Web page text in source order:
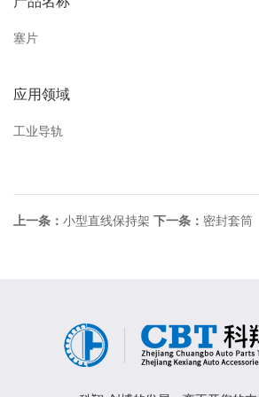
塞片
应用领域
工业导轨
上一条： 小型直线保持架 下一条： 密封套筒